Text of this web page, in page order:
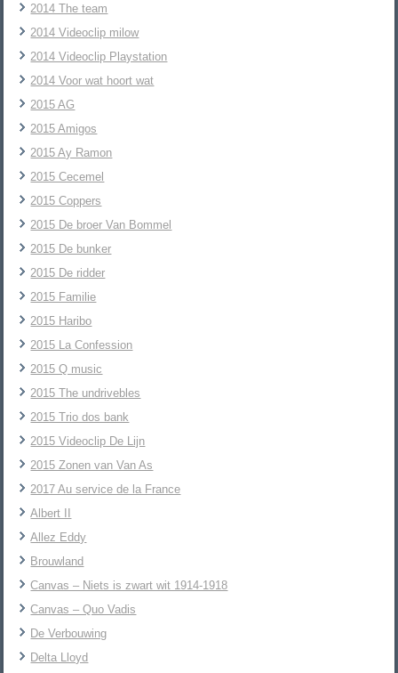
2014 The team
2014 Videoclip milow
2014 Videoclip Playstation
2014 Voor wat hoort wat
2015 AG
2015 Amigos
2015 Ay Ramon
2015 Cecemel
2015 Coppers
2015 De broer Van Bommel
2015 De bunker
2015 De ridder
2015 Familie
2015 Haribo
2015 La Confession
2015 Q music
2015 The undrivebles
2015 Trio dos bank
2015 Videoclip De Lijn
2015 Zonen van Van As
2017 Au service de la France
Albert II
Allez Eddy
Brouwland
Canvas – Niets is zwart wit 1914-1918
Canvas – Quo Vadis
De Verbouwing
Delta Lloyd